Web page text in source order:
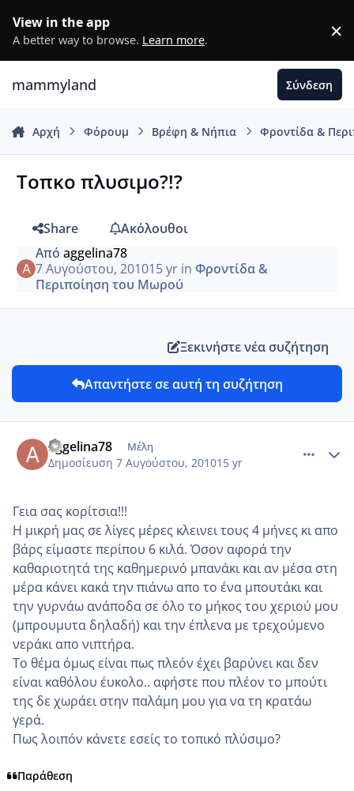
View in the app
A better way to browse. Learn more. ×
mammyland Σύνδεση
Αρχή Φόρουμ Βρέφη & Νήπια Φροντίδα &
Τοπκο πλυσιμο?!?
Share
Ακόλουθοι
Από aggelina78
7 Αυγούστου, 201015 yrin Φροντίδα &
Περιποίηση του Μωρού
Ξεκινήστε νέα συζήτηση
Απαντήστε σε αυτή τη συζήτηση
aggelina78 Μέλη
Δημοσίευση 7 Αυγούστου, 201015 yr
Γεια σας κορίτσια!!!
Η μικρή μας σε λίγες μέρες κλεινει τους 4 μήνες κι απο
βάρς είμαστε περίπου 6 κιλά. Όσον αφορά την
καθαριοτητά της καθημερινό μπανάκι και αν μέσα στη
μέρα κάνει κακά την πιάνω απο το ένα μπουτάκι και
την γυρνάω ανάποδα σε όλο το μήκος του χεριού μου
(μπρουμυτα δηλαδή) και την έπλενα με τρεχούμενο
νεράκι απο νιπτήρα.
Το θέμα όμως είναι πως πλεόν έχει βαρύνει και δεν
είναι καθόλου έυκολο.. αφήστε που πλέον το μπούτι
της δε χωράει στην παλάμη μου για να τη κρατάω
γερά.
Πως λοιπόν κάνετε εσείς το τοπικό πλύσιμο?
Παράθεση